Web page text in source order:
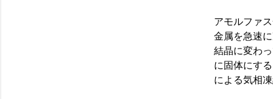
アモルファ
金属を急速
結晶に変わ
に固体にす
による気相